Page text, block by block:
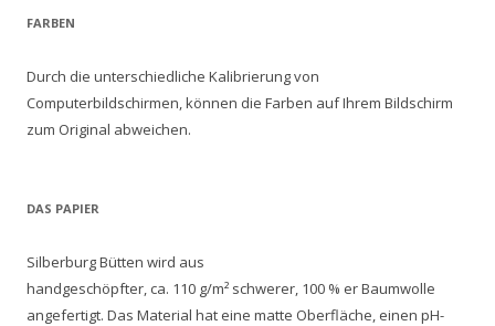
FARBEN
Durch die unterschiedliche Kalibrierung von
Computerbildschirmen, können die Farben auf Ihrem Bildschirm
zum Original abweichen.
DAS PAPIER
Silberburg Bütten wird aus
handgeschöpfter, ca. 110 g/m² schwerer, 100 % er Baumwolle
angefertigt. Das Material hat eine matte Oberfläche, einen pH-